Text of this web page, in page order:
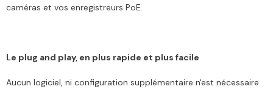
caméras et vos enregistreurs PoE.
Le plug and play, en plus rapide et plus facile
Aucun logiciel, ni configuration supplémentaire n'est nécessaire